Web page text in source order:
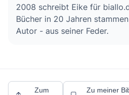
2008 schreibt Eike für
Bücher in 20 Jahren
Autor - aus seiner Feder.
Zum
Zu meiner